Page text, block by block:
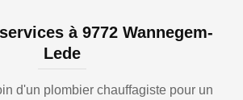
à 9772 Wannegem-
Lede
d'un plombier chauffagiste pour un